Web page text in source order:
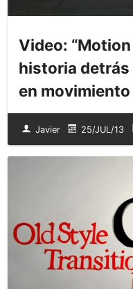
Video:
historia detrás
en movimiento
Javier 25/JUL/13